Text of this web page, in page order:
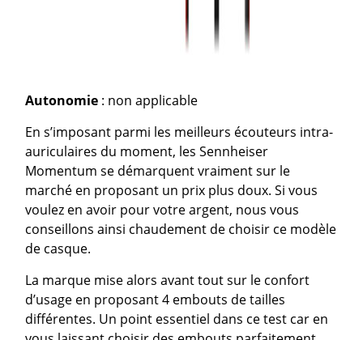
Autonomie : non applicable
En s’imposant parmi les meilleurs écouteurs intra-
auriculaires du moment, les Sennheiser
Momentum se démarquent vraiment sur le
marché en proposant un prix plus doux. Si vous
voulez en avoir pour votre argent, nous vous
conseillons ainsi chaudement de choisir ce modèle
de casque.
La marque mise alors avant tout sur le confort
d’usage en proposant 4 embouts de tailles
différentes. Un point essentiel dans ce test car en